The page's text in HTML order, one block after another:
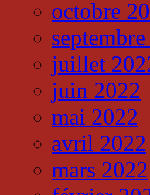
octobre
juillet
juin 2022
mai 2022
avril 2022
mars 2022